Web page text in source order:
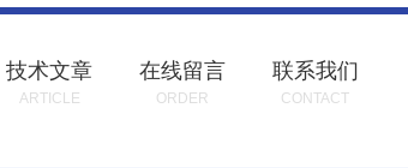
技术文章
ARTICLE
在线留言
ORDER
联系我们
CONTACT